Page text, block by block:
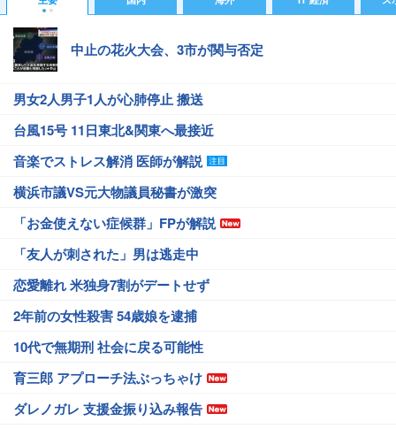
中止の花火大会、3市が関与否定
男女2人男子1人が心肺停止 搬送
台風15号 11日東北&関東へ最接近
音楽でストレス解消 医師が解説
横浜市議VS元大物議員秘書が激突
「お金使えない症候群」FPが解説
「友人が刺された」男は逃走中
恋愛離れ 米独身7割がデートせず
2年前の女性殺害 54歳娘を逮捕
10代で無期刑 社会に戻る可能性
育三郎 アプローチ法ぶっちゃけ
ダレノガレ 支援金振り込み報告